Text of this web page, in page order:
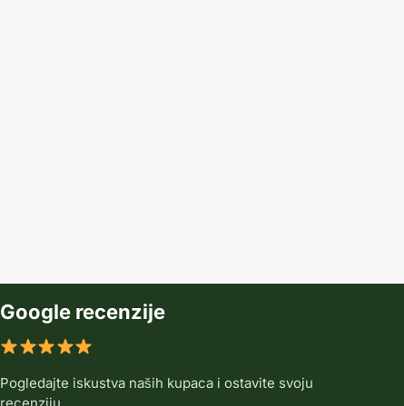
Google recenzije
Pogledajte iskustva naših kupaca i ostavite svoju